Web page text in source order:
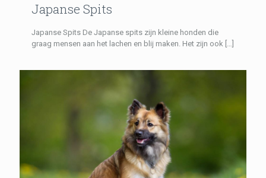
Japanse Spits
Japanse Spits De Japanse spits zijn kleine honden die
graag mensen aan het lachen en blij maken. Het zijn ook […]